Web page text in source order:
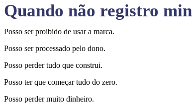
Quando não registro
Posso ser proibido de usar a marca.
Posso ser processado pelo dono.
Posso perder tudo que construi.
Posso ter que começar tudo do zero.
Posso perder muito dinheiro.